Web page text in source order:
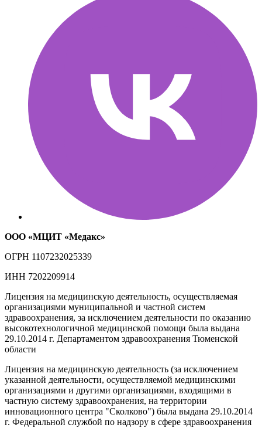
ООО «МЦИТ «Медакс»
ОГРН 1107232025339
ИНН 7202209914
Лицензия на медицинскую деятельность, осуществляемая
организациями муниципальной и частной систем
здравоохранения, за исключением деятельности по оказанию
высокотехнологичной медицинской помощи была выдана
29.10.2014 г. Департаментом здравоохранения Тюменской
области
Лицензия на медицинскую деятельность (за исключением
указанной деятельности, осуществляемой медицинскими
организациями и другими организациями, входящими в
частную систему здравоохранения, на территории
инновационного центра "Сколково") была выдана 29.10.2014
г. Федеральной службой по надзору в сфере здравоохранения